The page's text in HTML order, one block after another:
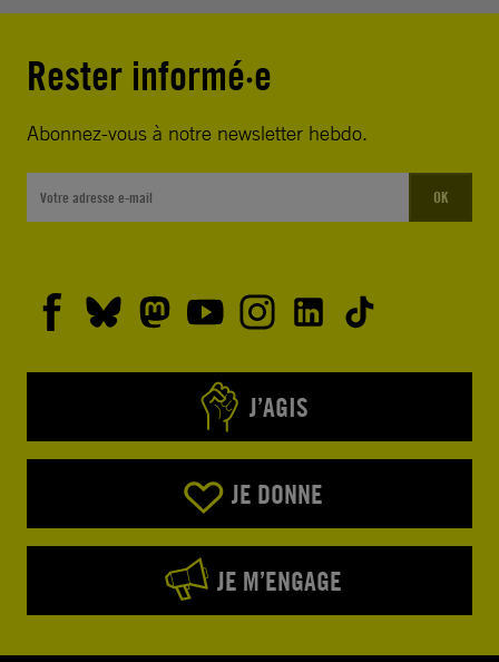
Rester informé·e
Abonnez-vous à notre newsletter hebdo.
OK
J’AGIS
JE DONNE
JE M’ENGAGE